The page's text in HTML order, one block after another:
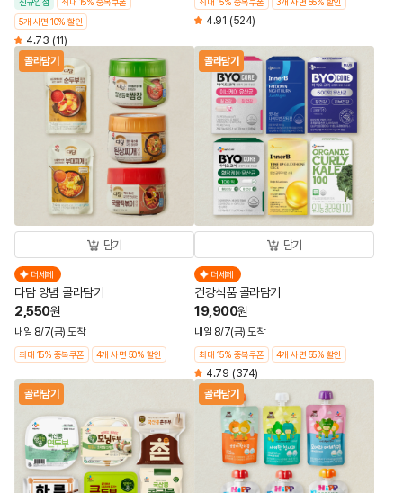
5개 사면 10% 할인
4.73 (11)
4.91 (524)
골라담기
담기
더세페
다담 양념 골라담기
2,550원
내일 8/7(금) 도착
최대 15% 중복쿠폰 4개 사면 50% 할인
골라담기
담기
더세페
건강식품 골라담기
19,900원
내일 8/7(금) 도착
최대 15% 중복쿠폰 4개 사면 55% 할인
4.79 (374)
골라담기
골라담기